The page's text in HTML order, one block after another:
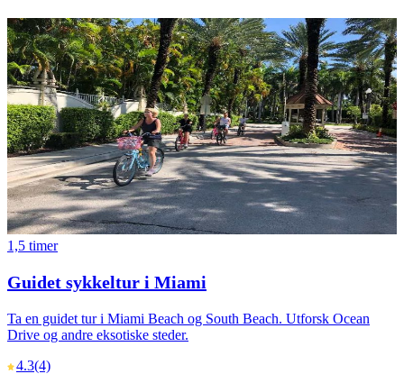
1,5 timer
Guidet sykkeltur i Miami
Ta en guidet tur i Miami Beach og South Beach. Utforsk Ocean
Drive og andre eksotiske steder.
4.3(4)